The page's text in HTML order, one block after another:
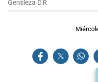
Gentileza D.R